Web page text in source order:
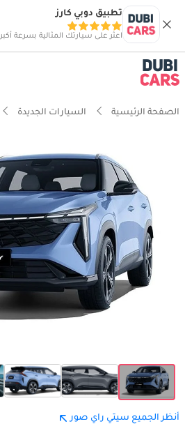
تطبيق دوبي كارز
اعثر على سيارتك المثالية بسرعة أكبر
الصفحة الرئيسية السيارات الجديدة
أنظر الجميع سيتي راي صور